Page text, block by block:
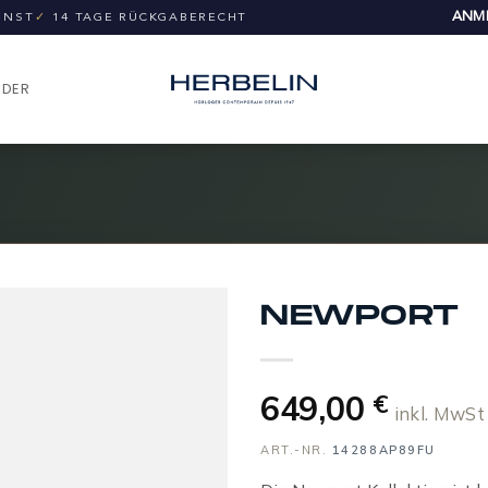
✓ 14 TAGE RÜCKGABERECHT
NEWPORT
649,00 € inkl. MwSt
ART.-NR. 14288AP89FU